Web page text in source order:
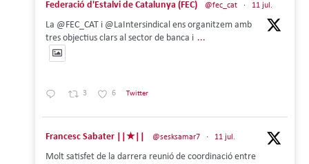
Federació d'Estalvi de Catalunya (FEC) @fec_cat · 11 jul.
La @FEC_CAT i @LaIntersindical ens organitzem amb
tres objectius clars al sector de banca i ...
3 6 Twitter
Francesc Sabater ||★|| @sesksamar7 · 11 jul.
Molt satisfet de la darrera reunió de coordinació entre